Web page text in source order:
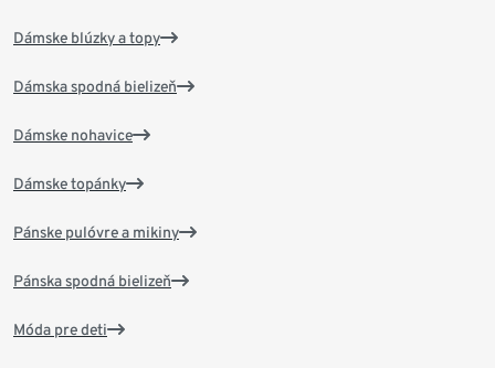
Dámske blúzky a topy
Dámska spodná bielizeň
Dámske nohavice
Dámske topánky
Pánske pulóvre a mikiny
Pánska spodná bielizeň
Móda pre deti